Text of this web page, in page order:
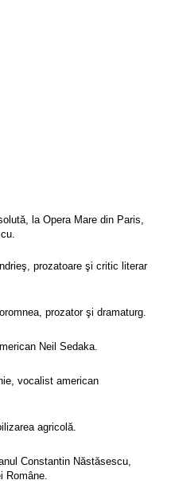
la Opera Mare din Paris,
prozatoare şi critic literar
prozator şi dramaturg.
Neil Sedaka.
vocalist american
agricolă.
Constantin Năstăsescu,
Române.